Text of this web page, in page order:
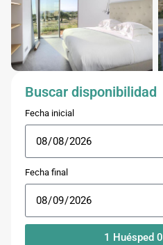
Buscar disponibilidad
Fecha inicial
Fecha final
1 Huésped 0